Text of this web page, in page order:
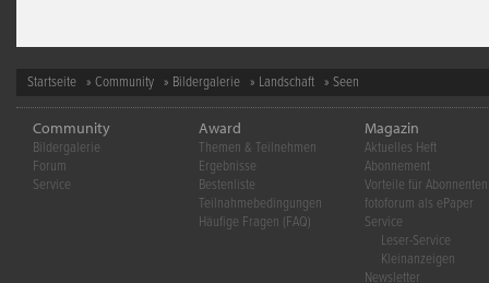
Startseite » Community » Bildergalerie » Landschaft » Seen
Community
Bildergalerie
Forum
Service
Award
Themen & Teilnehmen
Ergebnisse
Bestenliste
Teilnahmebedingungen
Häufige Fragen (FAQ)
Magazin
Aktuelles Heft
Abonnement
Vorteile für Abonnenten
fotoforum als ePaper
Service
Leser-Service
Kleinanzeigen
Newsletter